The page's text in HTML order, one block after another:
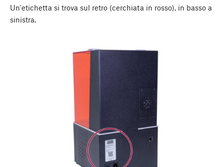
Un'etichetta si trova sul retro (cerchiata in rosso), in basso a
sinistra.